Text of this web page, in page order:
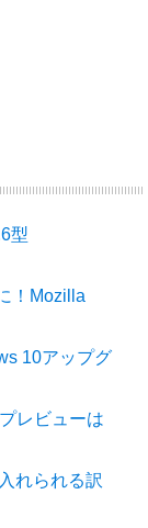
型
！Mozilla
10アップグ
レビューは
れられる訳